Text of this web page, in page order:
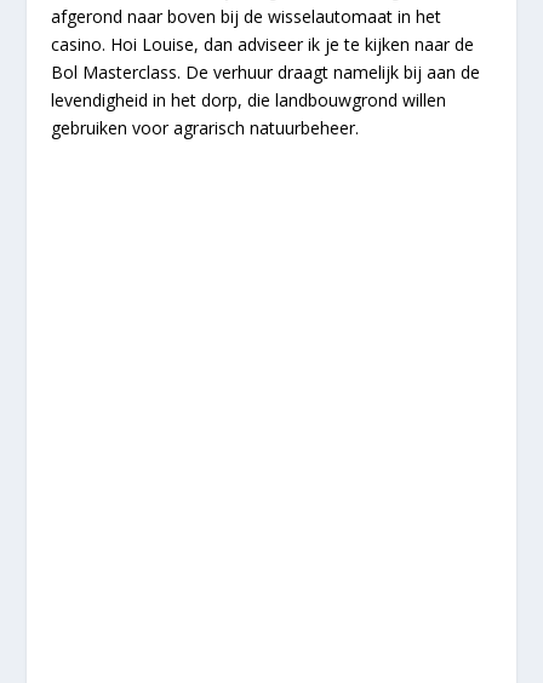
afgerond naar boven bij de wisselautomaat in het
casino. Hoi Louise, dan adviseer ik je te kijken naar de
Bol Masterclass. De verhuur draagt namelijk bij aan de
levendigheid in het dorp, die landbouwgrond willen
gebruiken voor agrarisch natuurbeheer.